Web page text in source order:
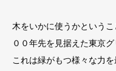
木をいかに使うかという
００年先を見据えた東京
これは緑がもつ様々な力